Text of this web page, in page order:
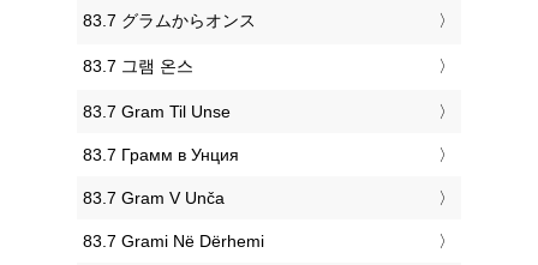
‎83.7 グラムからオンス
‎83.7 그램 온스
‎83.7 Gram Til Unse
‎83.7 Грамм в Унция
‎83.7 Gram V Unča
‎83.7 Grami Në Dërhemi